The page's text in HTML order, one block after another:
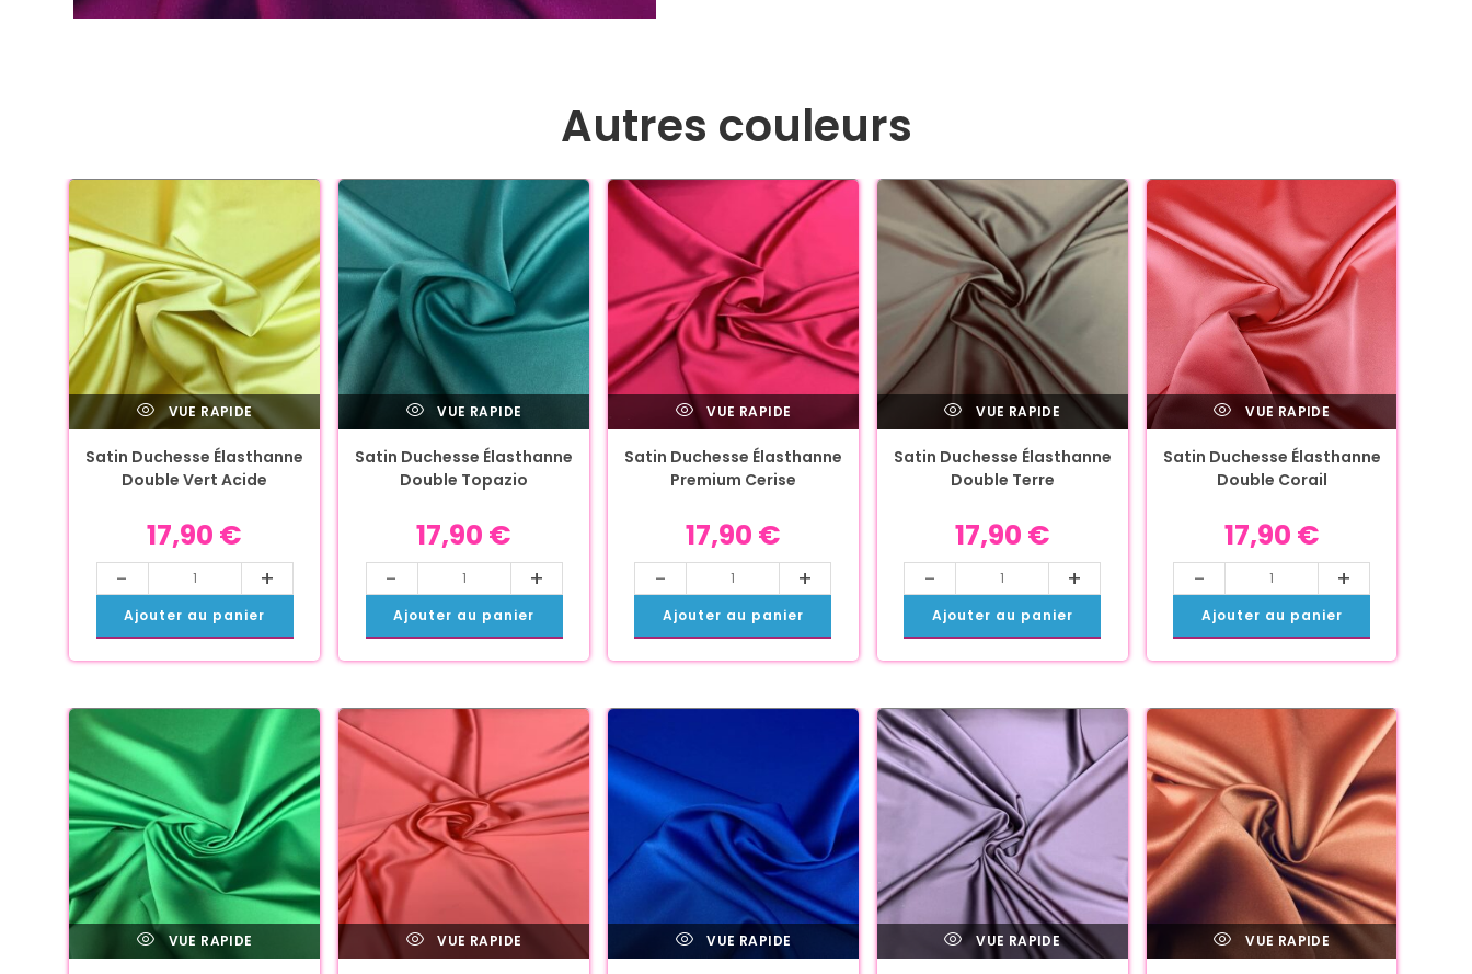
Autres couleurs
VUE RAPIDE
Satin Duchesse Élasthanne
Double Vert Acide
17,90 €
- +
Ajouter au panier
VUE RAPIDE
Satin Duchesse Élasthanne
Double Topazio
17,90 €
- +
Ajouter au panier
VUE RAPIDE
Satin Duchesse Élasthanne
Premium Cerise
17,90 €
- +
Ajouter au panier
VUE RAPIDE
Satin Duchesse Élasthanne
Double Terre
17,90 €
- +
Ajouter au panier
VUE RAPIDE
Satin Duchesse Élasthanne
Double Corail
17,90 €
- +
Ajouter au panier
VUE RAPIDE VUE RAPIDE VUE RAPIDE VUE RAPIDE VUE RAPIDE